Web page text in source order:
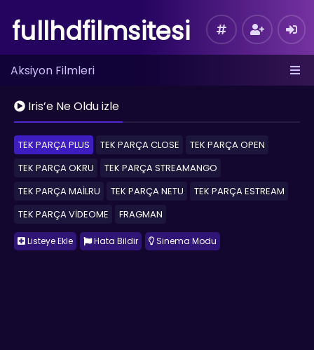
fullhdfilmsitesi
Aksiyon Filmleri
Iris’e Ne Oldu izle
TEK PARÇA PLUS TEK PARÇA CLOSE
TEK PARÇA OPEN
TEK PARÇA OKRU
TEK PARÇA STREAMANGO
TEK PARÇA MAİLRU
TEK PARÇA NETU
TEK PARÇA ESTREAM
TEK PARÇA VİDEOME
FRAGMAN
Listeye Ekle Hata Bildir Sinema Modu